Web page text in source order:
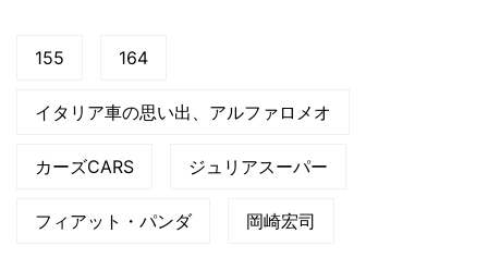
155 164
イタリア車の思い出、アルファロメオ
カーズCARS ジュリアスーパー
フィアット・パンダ 岡崎宏司